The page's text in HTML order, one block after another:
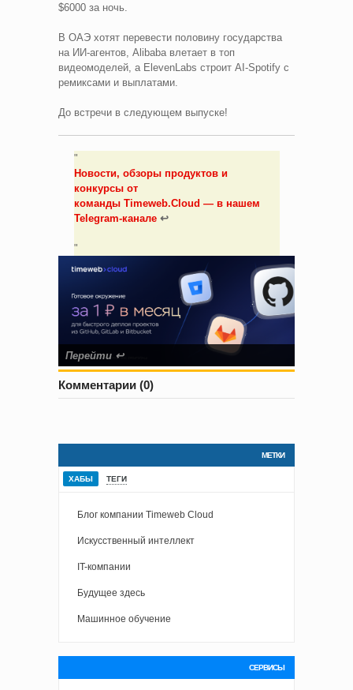
$6000 за ночь.
В ОАЭ хотят перевести половину государства
на ИИ-агентов, Alibaba влетает в топ
видеомоделей, а ElevenLabs строит AI-Spotify с
ремиксами и выплатами.
До встречи в следующем выпуске!
Новости, обзоры продуктов и
конкурсы от
команды Timeweb.Cloud — в нашем
Telegram-канале ↩
Перейти ↩
Комментарии (0)
МЕТКИ
ХАБЫ ТЕГИ
Блог компании Timeweb Cloud
Искусственный интеллект
IT-компании
Будущее здесь
Машинное обучение
СЕРВИСЫ